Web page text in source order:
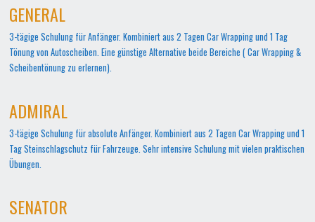
GENERAL
3-tägige Schulung für Anfänger. Kombiniert aus 2 Tagen Car Wrapping und 1 Tag
Tönung von Autoscheiben. Eine günstige Alternative beide Bereiche ( Car Wrapping &
Scheibentönung zu erlernen).
ADMIRAL
3-tägige Schulung für absolute Anfänger. Kombiniert aus 2 Tagen Car Wrapping und 1
Tag Steinschlagschutz für Fahrzeuge. Sehr intensive Schulung mit vielen praktischen
Übungen.
SENATOR